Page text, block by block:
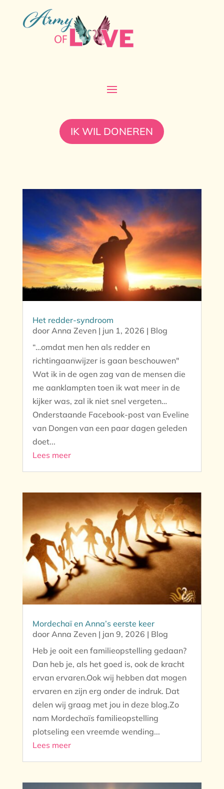
IK WIL DONEREN
Het redder-syndroom
door Anna Zeven| jun 1, 2026 | Blog
“…omdat men hen als redder en
richtingaanwijzer is gaan beschouwen"
Wat ik in de ogen zag van de mensen die
me aanklampten toen ik wat meer in de
kijker was, zal ik niet snel vergeten…
Onderstaande Facebook-post van Eveline
van Dongen van een paar dagen geleden
doet...
Lees meer
Mordechaï en Anna’s eerste keer
door Anna Zeven| jan 9, 2026 | Blog
Heb je ooit een familieopstelling gedaan?
Dan heb je, als het goed is, ook de kracht
ervan ervaren.Ook wij hebben dat mogen
ervaren en zijn erg onder de indruk. Dat
delen wij graag met jou in deze blog.Zo
nam Mordechaïs familieopstelling
plotseling een vreemde wending...
Lees meer